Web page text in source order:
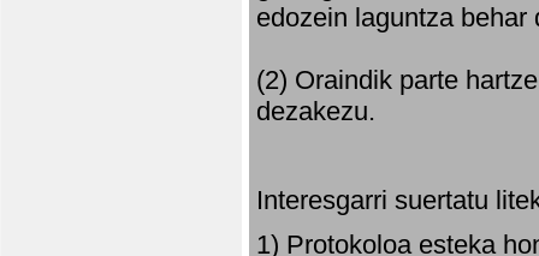
edozein laguntza behar
(2) Oraindik parte
dezakezu.
Interesgarri suertatu
1) Protokoloa esteka